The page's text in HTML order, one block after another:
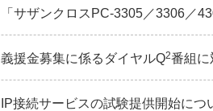
「サザンクロスPC-3305／3306／
義援金募集に係るダイヤルQ2番組に
IP接続サービスの試験提供開始につ